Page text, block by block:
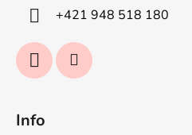
+421 948 518 180
Info